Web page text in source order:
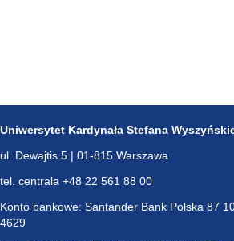
Uniwersytet Kardynała Stefana
ul. Dewajtis 5 | 01-815 Warszawa
tel. centrala +48 22 561 88 00
Konto bankowe: Santander Bank Polska 87
4629